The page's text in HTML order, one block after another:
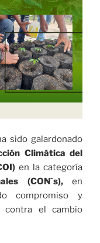
sido galardonado
Climática del
en la categoría
(CON´s),en
compromiso y
contra el cambio